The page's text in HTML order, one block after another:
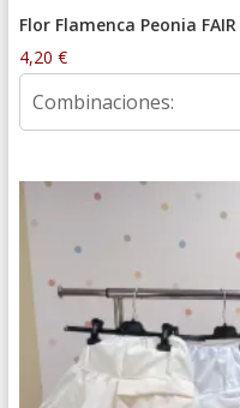
Flor Flamenca Peonia FAIR
4,20 €
Combinaciones: